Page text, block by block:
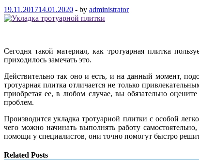
19.11.201714.01.2020 - by administrator
Сегодня такой материал, как тротуарная плитка
приходилось замечать это.
Действительно так оно и есть, и на данный момент,
тротуарная плитка отличается не только
приобретая ее, в любом случае, вы обязательно
проблем.
Производится укладка тротуарной плитки с особой
чего можно начинать выполнять работу
помощи у специалистов, они точно помогут быстро
Related Posts